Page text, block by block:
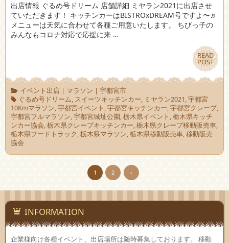
出店情報 ぐるめ号ドリーム 店舗詳細 ミヤラン2021に出店させ
ていただきます！ キッチンカーはBISTROxDREAM号ですよ〜♬
メニューは天気に合わせて各種ご用意いたします。 ちびっ子の
みんなもコロナ対応で応援に来 …
READ
POST
READ
POST
イベント出店| マラソン | 宇都宮市
ぐるめ号ドリーム, スイーツキッチンカー, ミヤラン2021,宇都宮
10Kmマラソン,宇都宮イベント ,宇都宮キッチンカー,宇都宮クレープ,
宇都宮フルマラソン,宇都宮城址公園,栃木県イベント ,栃木県キッチ
ンカー協会,栃木県クレープキッチンカー,栃木県クレープ移動販売車,
栃木県フードトラック,栃木県マラソン,栃木県移動販売車,移動販売
協会
1 2 ›
INFORMATION
企業様向け各種イベント、出店場所は随時募集しております。 移動